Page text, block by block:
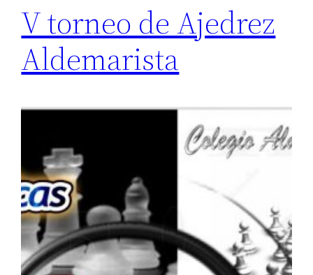
V torneo de Ajedrez
Aldemarista